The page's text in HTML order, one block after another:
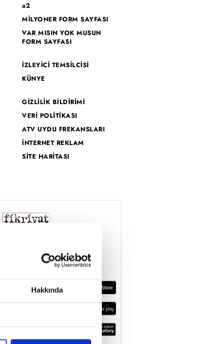
Hakkında
a2
MİLYONER FORM SAYFASI
VAR MISIN YOK MUSUN
FORM SAYFASI
İZLEYİCİ TEMSİLCİSİ
KÜNYE
GİZLİLİK BİLDİRİMİ
VERİ POLİTİKASI
ATV UYDU FREKANSLARI
İNTERNET REKLAM
SİTE HARİTASI